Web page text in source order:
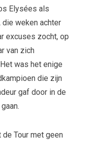
Elysées als
die weken achter
excuses zocht, op
van zich
was het enige
die zijn
gaf door in de
Tour met geen